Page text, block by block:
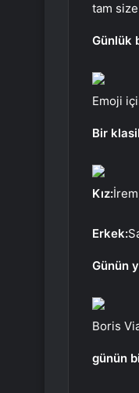
tam
Günlük
Emoji
Bir
Kız:
Erkek:
Günün
Boris
günün